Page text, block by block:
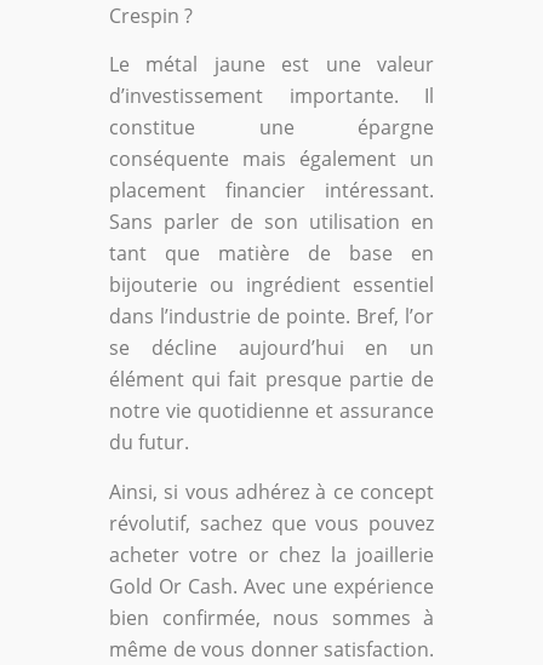
Crespin ?
Le métal jaune est une valeur
d’investissement importante. Il
constitue une épargne
conséquente mais également un
placement financier intéressant.
Sans parler de son utilisation en
tant que matière de base en
bijouterie ou ingrédient essentiel
dans l’industrie de pointe. Bref, l’or
se décline aujourd’hui en un
élément qui fait presque partie de
notre vie quotidienne et assurance
du futur.
Ainsi, si vous adhérez à ce concept
révolutif, sachez que vous pouvez
acheter votre or chez la joaillerie
Gold Or Cash. Avec une expérience
bien confirmée, nous sommes à
même de vous donner satisfaction.